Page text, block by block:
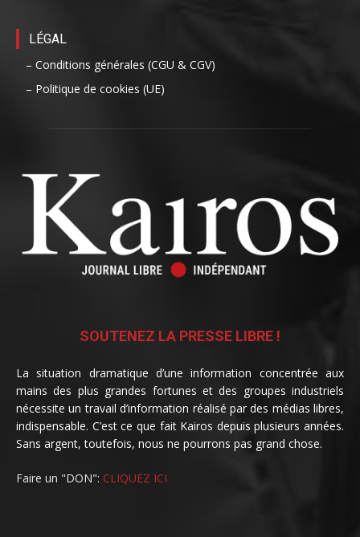
LÉGAL
– Conditions générales (CGU & CGV)
– Politique de cookies (UE)
SOUTENEZ LA PRESSE LIBRE !
La situation dramatique d’une information concentrée aux
mains des plus grandes fortunes et des groupes industriels
nécessite un travail d’information réalisé par des médias libres,
indispensable. C’est ce que fait Kairos depuis plusieurs années.
Sans argent, toutefois, nous ne pourrons pas grand chose.
Faire un "DON": CLIQUEZ ICI